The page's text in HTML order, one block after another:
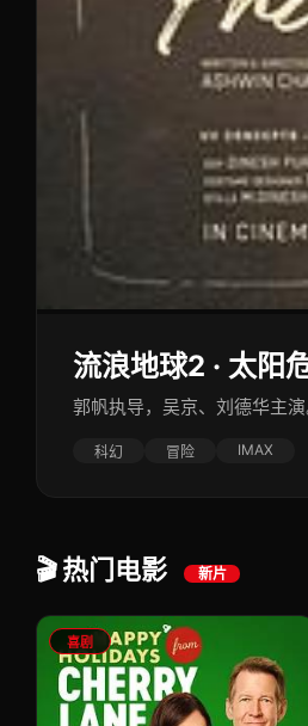
流浪地球2 · 太阳
郭帆执导，吴京、刘德华主
科幻 冒险 IMAX
🎬 热门电影 新片
喜剧